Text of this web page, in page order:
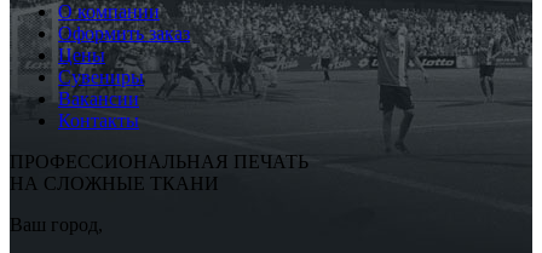
О компании
Оформить заказ
Цены
Сувениры
Вакансии
Контакты
ПРОФЕССИОНАЛЬНАЯ ПЕЧАТЬ
НА СЛОЖНЫЕ ТКАНИ
Ваш город,